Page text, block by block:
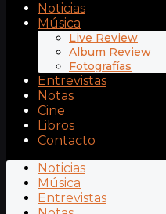
Noticias
Música
Live Review
Album Review
Fotografías
Entrevistas
Notas
Cine
Libros
Contacto
Noticias
Música
Entrevistas